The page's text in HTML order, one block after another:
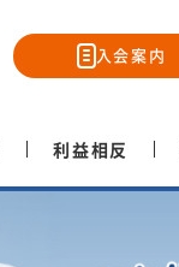
入会案内
利益相反